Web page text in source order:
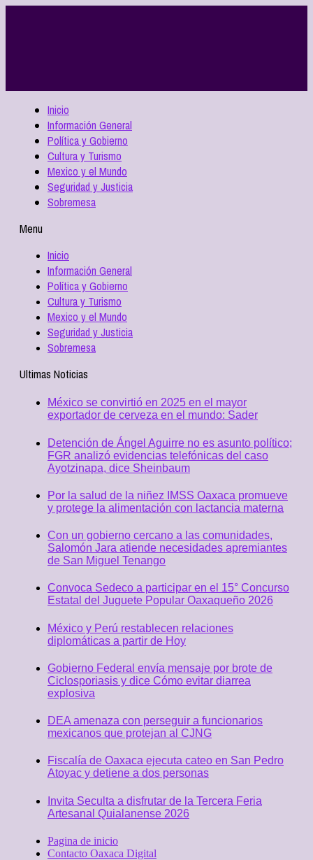
Inicio
Información General
Política y Gobierno
Cultura y Turismo
Mexico y el Mundo
Seguridad y Justicia
Sobremesa
Menu
Inicio
Información General
Política y Gobierno
Cultura y Turismo
Mexico y el Mundo
Seguridad y Justicia
Sobremesa
Ultimas Noticias
México se convirtió en 2025 en el mayor
exportador de cerveza en el mundo: Sader
Detención de Ángel Aguirre no es asunto político;
FGR analizó evidencias telefónicas del caso
Ayotzinapa, dice Sheinbaum
Por la salud de la niñez IMSS Oaxaca promueve
y protege la alimentación con lactancia materna
Con un gobierno cercano a las comunidades,
Salomón Jara atiende necesidades apremiantes
de San Miguel Tenango
Convoca Sedeco a participar en el 15° Concurso
Estatal del Juguete Popular Oaxaqueño 2026
México y Perú restablecen relaciones
diplomáticas a partir de Hoy
Gobierno Federal envía mensaje por brote de
Ciclosporiasis y dice Cómo evitar diarrea
explosiva
DEA amenaza con perseguir a funcionarios
mexicanos que protejan al CJNG
Fiscalía de Oaxaca ejecuta cateo en San Pedro
Atoyac y detiene a dos personas
Invita Seculta a disfrutar de la Tercera Feria
Artesanal Quialanense 2026
Pagina de inicio
Contacto Oaxaca Digital